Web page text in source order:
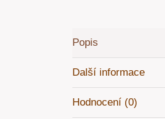
Popis
Další informace
Hodnocení (0)